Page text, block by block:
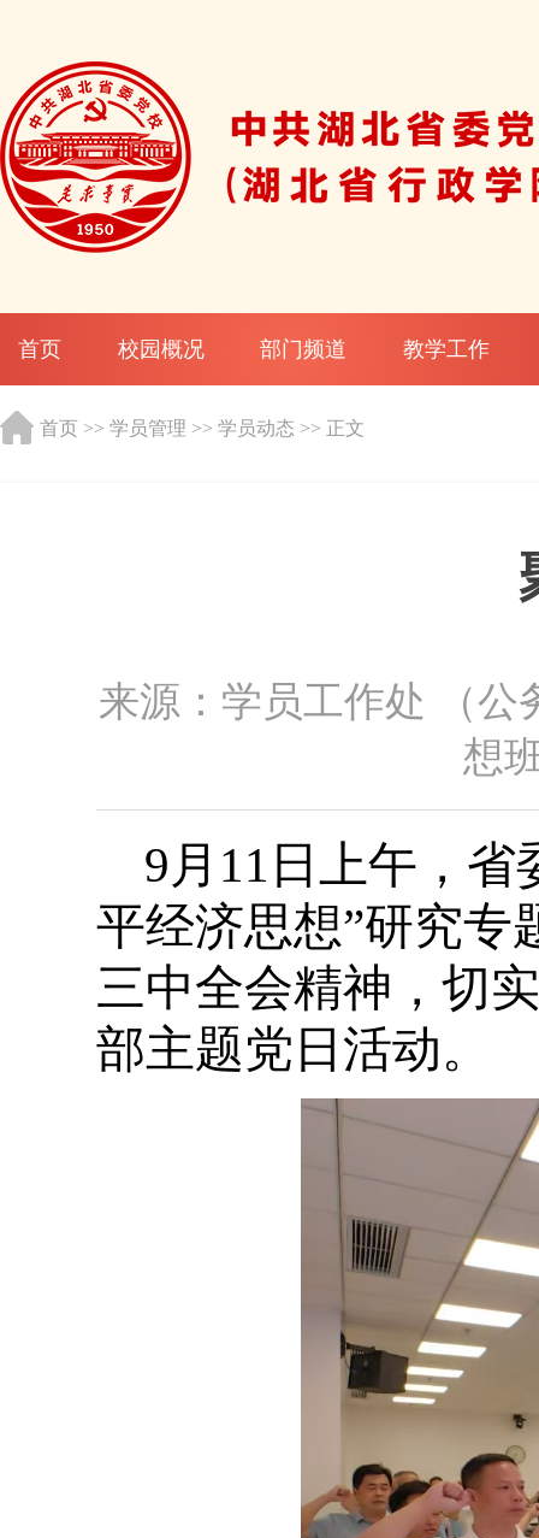
首页 校园概况 部门频道 教学工作
首页 >> 学员管理 >> 学员动态 >> 正文
来源：学员工作处 （
想
9月11日上午，
平经济思想”研究专
三中全会精神，切
部主题党日活动。